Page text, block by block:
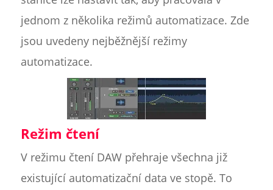
jednom z několika režimů automatizace. Zde
jsou uvedeny nejběžnější režimy
automatizace.
Režim čtení
V režimu čtení DAW přehraje všechna již
existující automatizační data ve stopě. To